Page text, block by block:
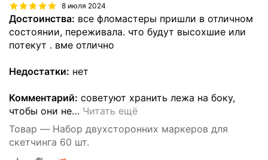
8 июля 2024
Достоинства: все фломастеры пришли в отличном
состоянии, переживала. что будут высохшие или
потекут . вме отлично
Недостатки: нет
Комментарий: советуют хранить лежа на боку,
чтобы они не… Читать ещё
Товар — Набор двухсторонних маркеров для
скетчинга 60 шт.